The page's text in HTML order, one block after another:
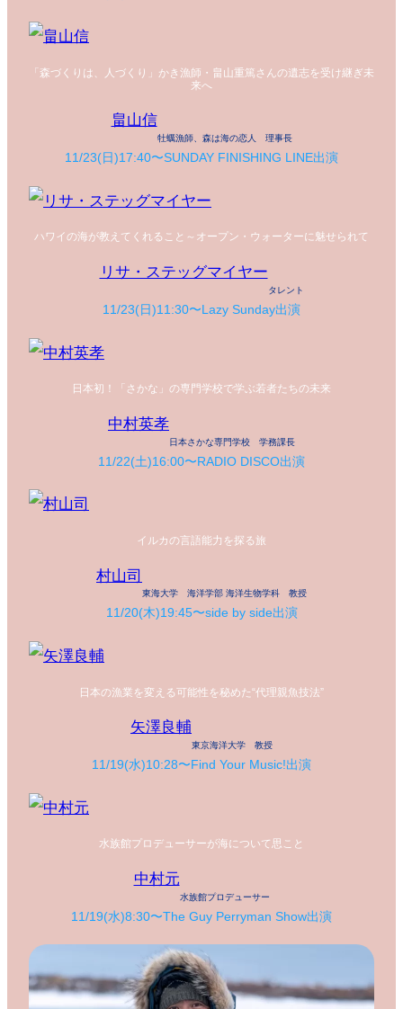
「森づくりは、人づくり」かき漁師・畠山重篤さんの遺志を受け継ぎ未
来へ
畠山信
牡蠣漁師、森は海の恋人 理事長
11/23(日)17:40〜SUNDAY FINISHING LINE出演
ハワイの海が教えてくれること～オープン・ウォーターに魅せられて
リサ・ステッグマイヤー
タレント
11/23(日)11:30〜Lazy Sunday出演
日本初！「さかな」の専門学校で学ぶ若者たちの未来
中村英孝
日本さかな専門学校 学務課長
11/22(土)16:00〜RADIO DISCO出演
イルカの言語能力を探る旅
村山司
東海大学 海洋学部 海洋生物学科 教授
11/20(木)19:45〜side by side出演
日本の漁業を変える可能性を秘めた“代理親魚技法”
矢澤良輔
東京海洋大学 教授
11/19(水)10:28〜Find Your Music!出演
水族館プロデューサーが海について思こと
中村元
水族館プロデューサー
11/19(水)8:30〜The Guy Perryman Show出演